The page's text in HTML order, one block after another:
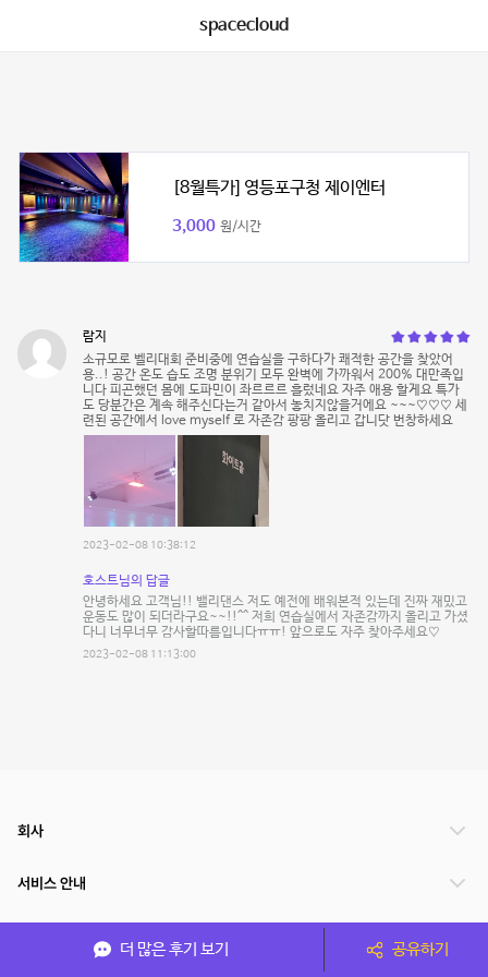
spacecloud
[8월특가] 영등포구청 제이엔터
3,000 원/시간
람지
소규모로 벨리대회 준비중에 연습실을 구하다가 쾌적한 공간을 찾았어
용..! 공간 온도 습도 조명 분위기 모두 완벽에 가까워서 200% 대만족입
니다 피곤했던 몸에 도파민이 좌르르르 흘렀네요 자주 애용 할게요 특가
도 당분간은 계속 해주신다는거 같아서 놓치지않을거에요 ~~~♡♡♡ 세
련된 공간에서 love myself 로 자존감 팡팡 올리고 갑니닷 번창하세요
2023-02-08 10:38:12
호스트님의 답글
안녕하세요 고객님!! 밸리댄스 저도 예전에 배워본적 있는데 진짜 재밌고
운동도 많이 되더라구요~~!!^^ 저희 연습실에서 자존감까지 올리고 가셨
다니 너무너무 감사할따름입니다ㅠㅠ! 앞으로도 자주 찾아주세요♡
2023-02-08 11:13:00
더 많은 후기 보기 공유하기
회사
서비스 안내